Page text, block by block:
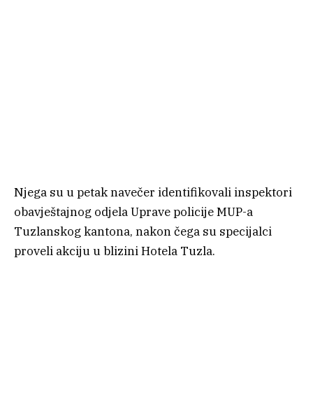
Njega su u petak navečer identifikovali inspektori
obavještajnog odjela Uprave policije MUP-a
Tuzlanskog kantona, nakon čega su specijalci
proveli akciju u blizini Hotela Tuzla.